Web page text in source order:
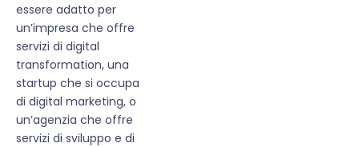
essere adatto per
un’impresa che offre
servizi di digital
transformation, una
startup che si occupa
di digital marketing, o
un’agenzia che offre
servizi di sviluppo e di